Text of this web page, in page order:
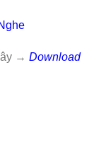
→ Download